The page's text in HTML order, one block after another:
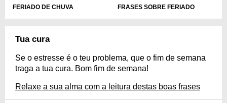
FERIADO DE CHUVA FRASES SOBRE FERIADO
Tua cura
Se o estresse é o teu problema, que o fim de semana
traga a tua cura. Bom fim de semana!
Relaxe a sua alma com a leitura destas boas frases